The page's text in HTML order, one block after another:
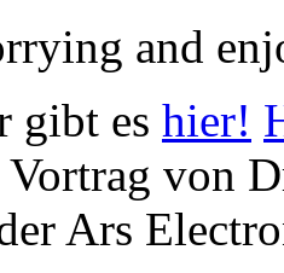
and
gibt es hier!
Vortrag von
Ars